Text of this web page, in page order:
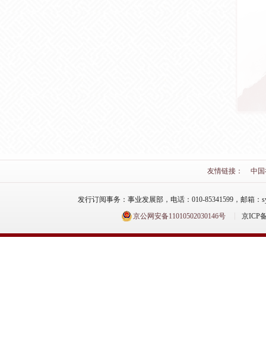
友情链接： 中
发行订阅事务：事业发展部，电话：010-85341599，邮箱：
京公网安备11010502030146号
京ICP